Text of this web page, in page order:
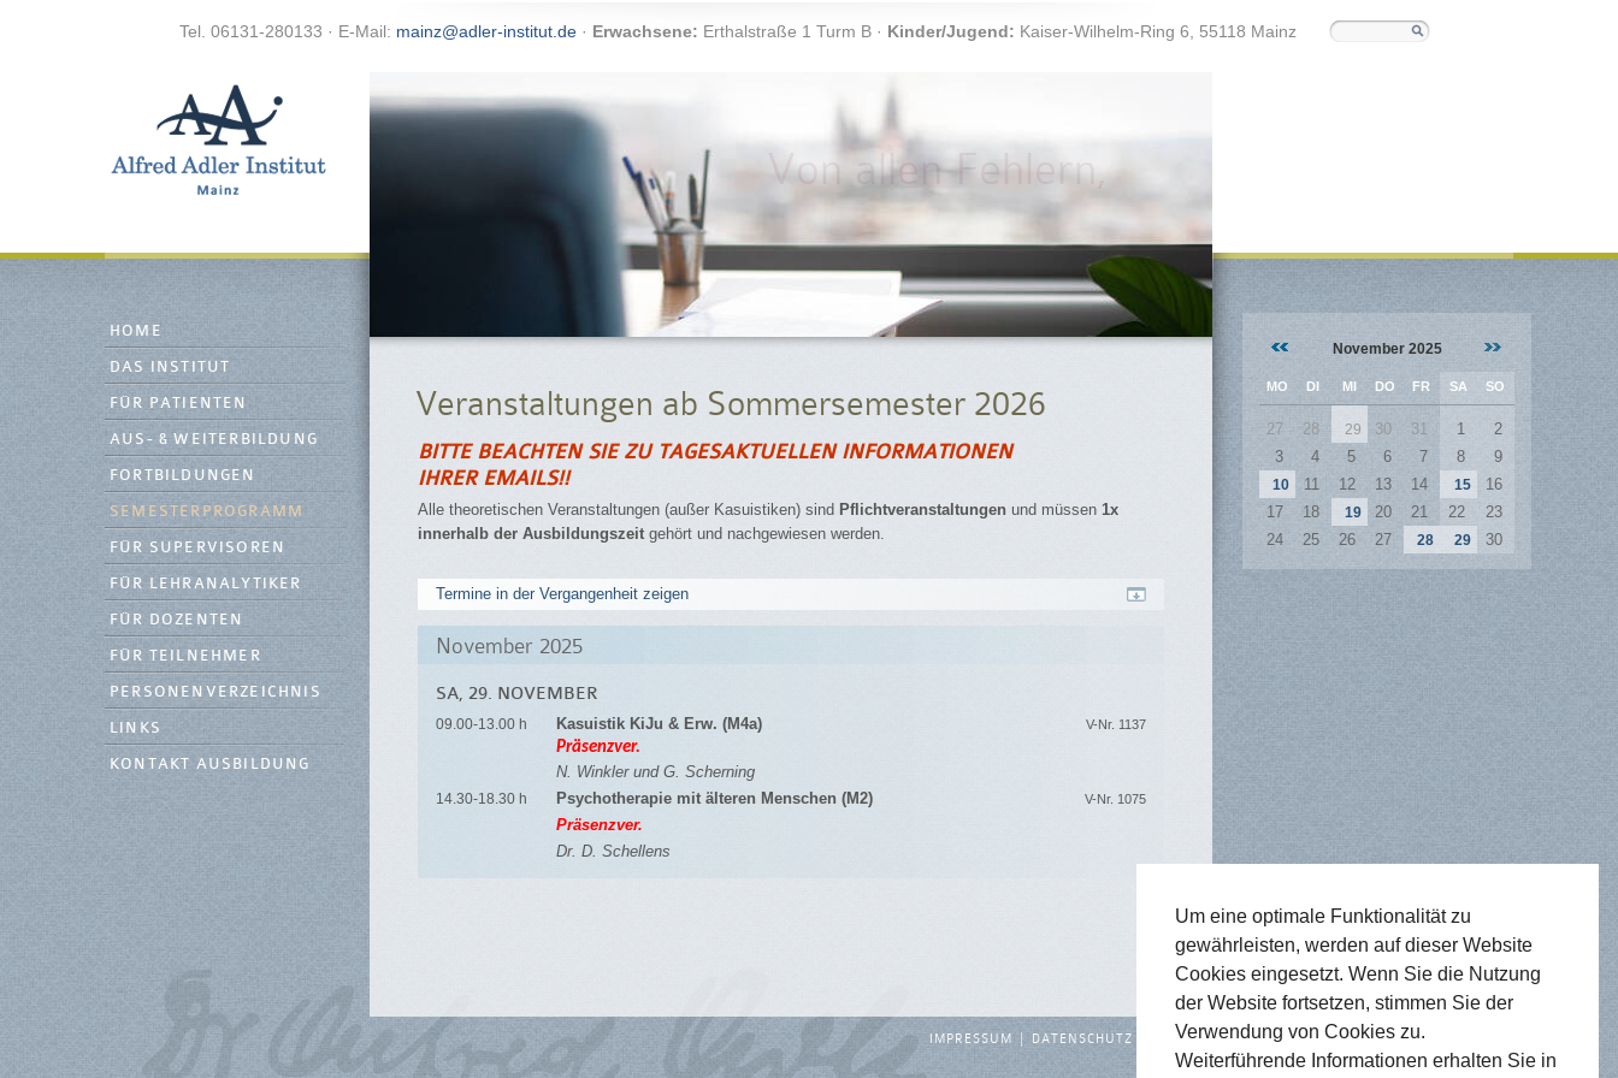
Um eine optimale Funktionalität zu
gewährleisten, werden auf dieser Website
Cookies eingesetzt. Wenn Sie die Nutzung
der Website fortsetzen, stimmen Sie der
Verwendung von Cookies zu.
Weiterführende Informationen erhalten Sie in
Tel. 06131-280133 · E-Mail: mainz@adler-institut.de · Erwachsene: Erthalstraße 1 Turm B · Kinder/Jugend: Kaiser-Wilhelm-Ring 6, 55118 Mainz
IMPRESSUM DATENSCHUTZ SITEMAP
HOME
DAS INSTITUT
FÜR PATIENTEN
AUS- & WEITERBILDUNG
FORTBILDUNGEN
SEMESTERPROGRAMM
FÜR SUPERVISOREN
FÜR LEHRANALYTIKER
FÜR DOZENTEN
FÜR TEILNEHMER
PERSONENVERZEICHNIS
LINKS
KONTAKT AUSBILDUNG
Von allen Fehlern,
Veranstaltungen ab Sommersemester 2026
BITTE BEACHTEN SIE ZU TAGESAKTUELLEN INFORMATIONEN
IHRER EMAILS!!
Alle theoretischen Veranstaltungen (außer Kasuistiken) sind Pflichtveranstaltungen und müssen 1x
innerhalb der Ausbildungszeit gehört und nachgewiesen werden.
Termine in der Vergangenheit zeigen
November 2025
SA, 29. NOVEMBER
09.00-13.00 h V-Nr. 1137
Kasuistik KiJu & Erw. (M4a)
Präsenzver.
N. Winkler und G. Scherning
14.30-18.30 h V-Nr. 1075
Psychotherapie mit älteren Menschen (M2)
Präsenzver.
Dr. D. Schellens
November 2025
MO DI MI DO FR SA SO
27 28 29 30 31 1
2
3
4 5 6 7 8 9
10 11 12 13 14 15
16
17
18 19 20 21 22
23
24
25 26 27 28 29 30